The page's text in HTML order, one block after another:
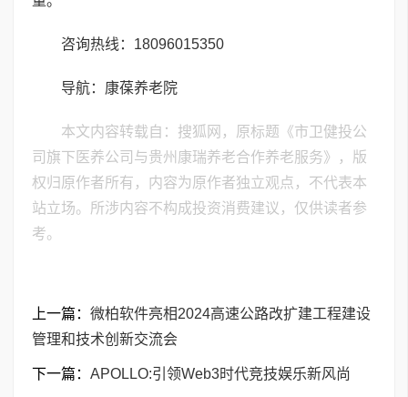
咨询热线：18096015350
导航：康葆养老院
本文内容转载自：搜狐网，原标题《市卫健投公
司旗下医养公司与贵州康瑞养老合作养老服务》，版
权归原作者所有，内容为原作者独立观点，不代表本
站立场。所涉内容不构成投资消费建议，仅供读者参
考。
上一篇： 微柏软件亮相2024高速公路改扩建工程建设
管理和技术创新交流会
下一篇： APOLLO:引领Web3时代竞技娱乐新风尚